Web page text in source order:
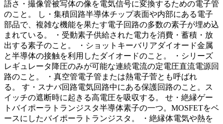
語さ・撮像管被写体の像を電気信号に変換するための電子管
のこと。 し・集積回路半導体チップ表面や内部にある電子
部品で、複雑な機能を果たす電子回路の多数の素子が埋め込
まれている。 ・受動素子供給された電力を消費・蓄積・放
出する素子のこと。 ・ショットキーバリアダイオード金属
と半導体の接触を利用したダイオードのこと。 ・シリーズ
レギュレータ降圧のみが可能な連続電流の定電圧直流電源回
路のこと。 ・真空管電子管または熱電子菅とも呼ばれ
る。 す・スナバ回路電気回路中にある保護回路のこと。ス
イッチの遮断時に起きる高電圧を吸収する。 せ・絶縁ゲー
トバイポーラトランジスタ半導体素子の一つ。MOSFETをベ
ースにしたバイポーラトランジスタ。 ・絶縁体電気や熱を